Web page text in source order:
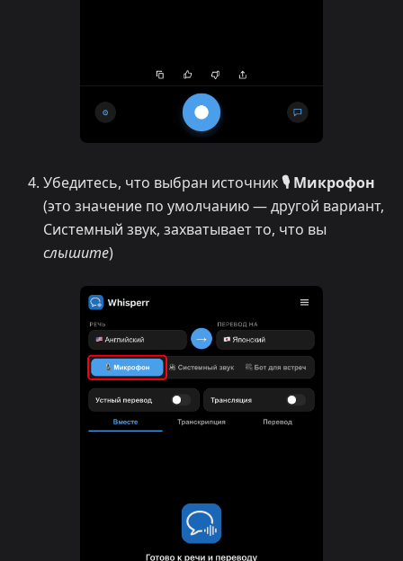
Убедитесь, что выбран источник🎙️ Микрофон
(это значение по умолчанию — другой вариант,
Системный звук, захватывает то, что вы
слышите)